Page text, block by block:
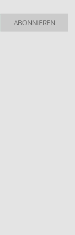
ABONNIEREN